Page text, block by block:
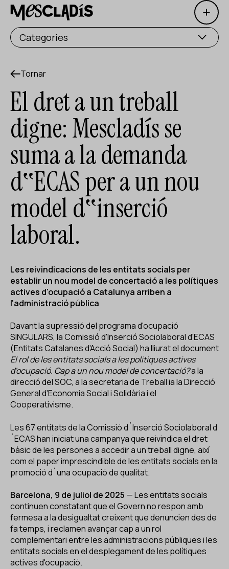
Open
Productora social
Productora d'experiències
Productora d'ocupació
Productora de coneixement
Productora cultural
Agenda
Els nostres tallers
Blog
Contacte
FacebookInstagramYoutube
ES CA EN
Categories
Tornar
El dret a un treball
digne: Mescladís se
suma a la demanda
d‟ECAS per a un nou
model d‟inserció
laboral.
Les reivindicacions de les entitats socials per
establir un nou model de concertació a les polítiques
actives d'ocupació a Catalunya arriben a
l'administració pública
Davant la supressió del programa d'ocupació
SINGULARS, la Comissió d'Inserció Sociolaboral d'ECAS
(Entitats Catalanes d'Acció Social) ha lliurat el document
El rol de les entitats socials a les polítiques actives
d'ocupació. Cap a un nou model de concertació?a la
direcció del SOC, a la secretaria de Treball ia la Direcció
General d'Economia Social i Solidària i el
Cooperativisme.
Les 67 entitats de la Comissió d´Inserció Sociolaboral d
´ECAS han iniciat una campanya que reivindica el dret
bàsic de les persones a accedir a un treball digne, així
com el paper imprescindible de les entitats socials en la
promoció d´una ocupació de qualitat.
Barcelona, 9 de juliol de 2025 — Les entitats socials
continuen constatant que el Govern no respon amb
fermesa a la desigualtat creixent que denuncien des de
fa temps, i reclamen avançar cap a un rol
complementari entre les administracions públiques i les
entitats socials en el desplegament de les polítiques
actives d'ocupació.